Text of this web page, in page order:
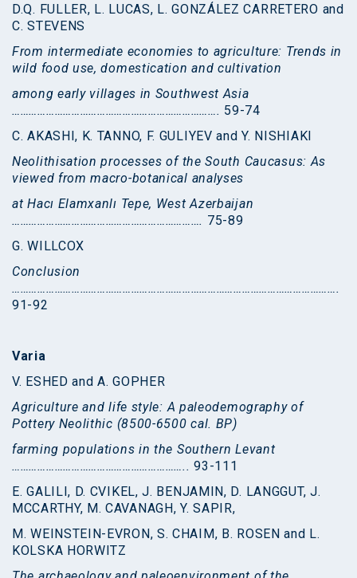
D.Q. FULLER, L. LUCAS, L. GONZÁLEZ CARRETERO and
C. STEVENS
From intermediate economies to agriculture: Trends in
wild food use, domestication and cultivation
among early villages in Southwest Asia
………………………………………………………………. 59-74
C. AKASHI, K. TANNO, F. GULIYEV and Y. NISHIAKI
Neolithisation processes of the South Caucasus: As
viewed from macro-botanical analyses
at Hacı Elamxanlı Tepe, West Azerbaijan
…………………………………………………………. 75-89
G. WILLCOX
Conclusion
…………………………………………………………………………………………………….
91-92
Varia
V. ESHED and A. GOPHER
Agriculture and life style: A paleodemography of
Pottery Neolithic (8500-6500 cal. BP)
farming populations in the Southern Levant
……………………………………………………..93-111
E. GALILI, D. CVIKEL, J. BENJAMIN, D. LANGGUT, J.
MCCARTHY, M. CAVANAGH, Y. SAPIR,
M. WEINSTEIN-EVRON, S. CHAIM, B. ROSEN and L.
KOLSKA HORWITZ